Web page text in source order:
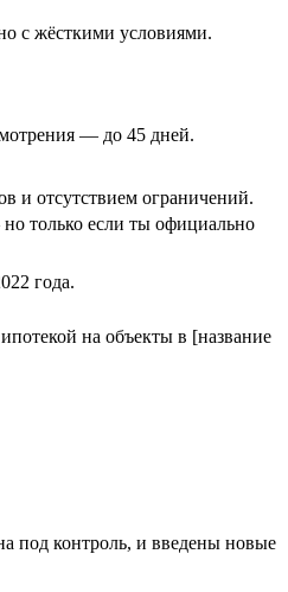
с жёсткими условиями.
— до 45 дней.
и отсутствием ограничений.
только если ты официально
года.
на объекты в [название
под контроль, и введены новые